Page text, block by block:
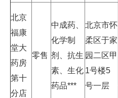
北京
福康
堂大
药房
第十
分店
零售
中成药、
化学制
剂、抗生
素、生化
药品***
北京市怀
柔区于家
园二区甲
1号楼5
号一层